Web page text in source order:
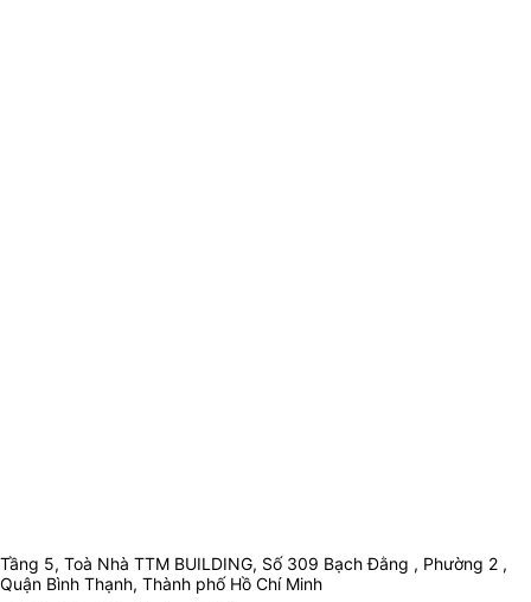
Tầng 5, Toà Nhà TTM BUILDING, Số 309 Bạch Đằng , Phường 2 ,
Quận Bình Thạnh, Thành phố Hồ Chí Minh